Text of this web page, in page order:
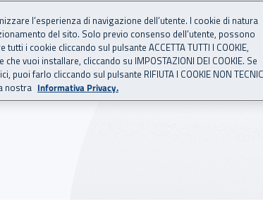
per
Dataset
l’esperienza di navigazione dell’utente. I cookie di natura
del sito. Solo previo consenso dell’utente, possono
i cookie cliccando sul pulsante ACCETTA TUTTI I COOKIE,
vuoi installare, cliccando su IMPOSTAZIONI DEI COOKIE. Se
farlo cliccando sul pulsante RIFIUTA I COOKIE NON
nostra Informativa Privacy.